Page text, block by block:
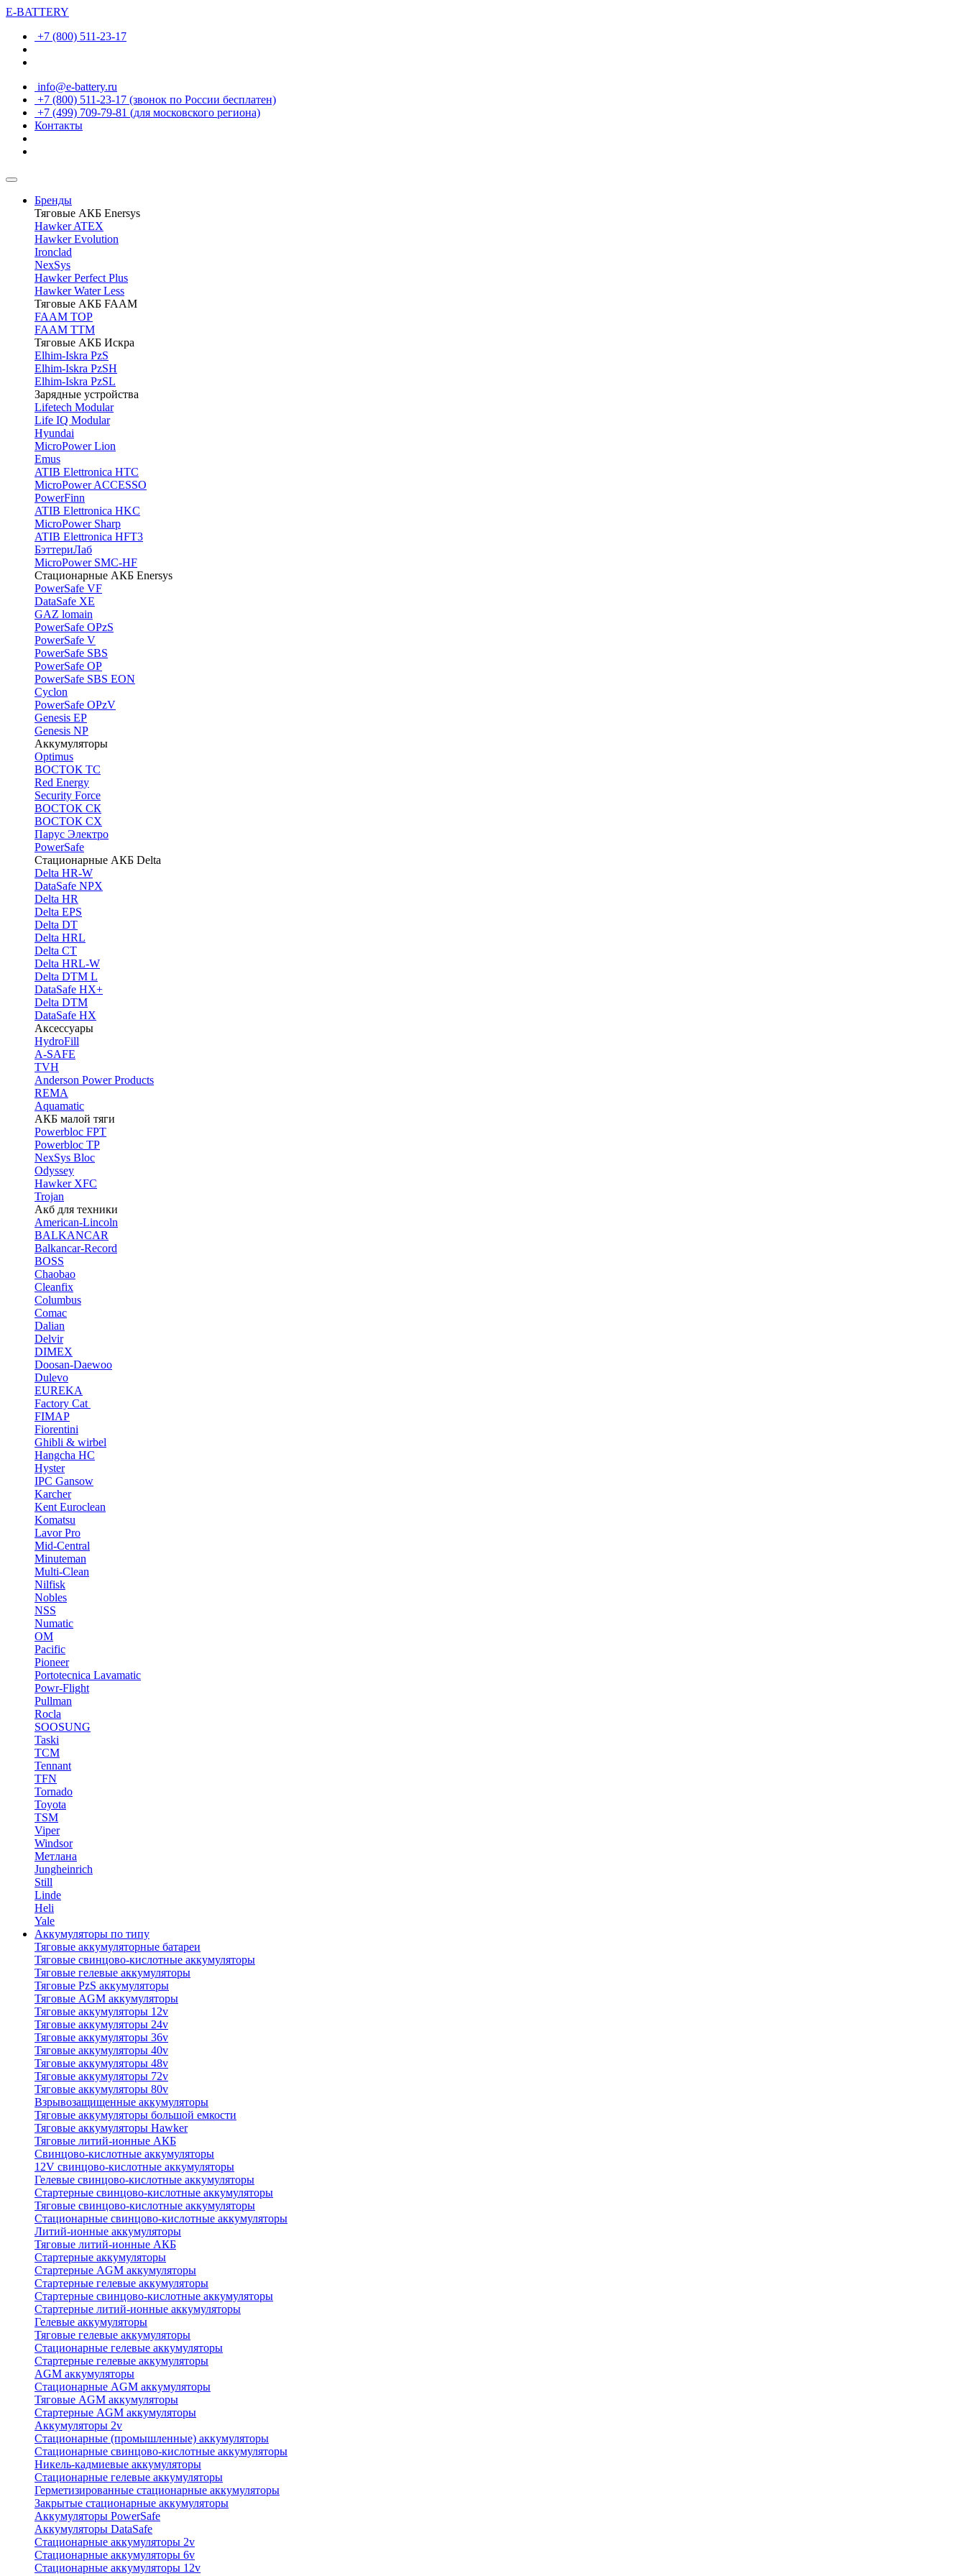
E-BATTERY
+7 (800) 511-23-17
info@e-battery.ru
+7 (800) 511-23-17 (звонок по России бесплатен)
+7 (499) 709-79-81 (для московского региона)
Контакты
Бренды
Тяговые АКБ Enersys
Hawker ATEX
Hawker Evolution
Ironclad
NexSys
Hawker Perfect Plus
Hawker Water Less
Тяговые АКБ FAAM
FAAM TOP
FAAM TTM
Тяговые АКБ Искра
Elhim-Iskra PzS
Elhim-Iskra PzSH
Elhim-Iskra PzSL
Зарядные устройства
Lifetech Modular
Life IQ Modular
Hyundai
MicroPower Lion
Emus
ATIB Elettronica HTC
MicroPower ACCESSO
PowerFinn
ATIB Elettronica HKC
MicroPower Sharp
ATIB Elettronica HFT3
БэттериЛаб
MicroPower SMC-HF
Стационарные АКБ Enersys
PowerSafe VF
DataSafe XE
GAZ lomain
PowerSafe OPzS
PowerSafe V
PоwerSafe SBS
PowerSafe OP
PоwerSafe SBS EON
Cyclon
PowerSafe OPzV
Genesis EP
Genesis NP
Аккумуляторы
Optimus
ВОСТОК ТС
Red Energy
Security Force
ВОСТОК СК
ВОСТОК СХ
Парус Электро
PowerSafe
Стационарные АКБ Delta
Delta HR-W
DataSafe NPX
Delta HR
Delta EPS
Delta DT
Delta HRL
Delta CT
Delta HRL-W
Delta DTM L
DataSafe HX+
Delta DTM
DataSafe HX
Аксессуары
HydroFill
A-SAFE
TVH
Anderson Power Products
REMA
Aquamatic
АКБ малой тяги
Powerbloc FPT
Powerbloc TP
NexSys Bloc
Odyssey
Hawker XFC
Trojan
Акб для техники
American-Lincoln
BALKANCAR
Balkancar-Record
BOSS
Chaobao
Cleanfix
Columbus
Comac
Dalian
Delvir
DIMEX
Doosan-Daewoo
Dulevo
EUREKA
Factory Cat
FIMAP
Fiorentini
Ghibli & wirbel
Hangcha HC
Hyster
IPC Gansow
Karcher
Kent Euroclean
Komatsu
Lavor Pro
Mid-Central
Minuteman
Multi-Clean
Nilfisk
Nobles
NSS
Numatic
OM
Pacific
Pioneer
Portotecnica Lavamatic
Powr-Flight
Pullman
Rocla
SOOSUNG
Taski
TCM
Tennant
TFN
Tornado
Toyota
TSM
Viper
Windsor
Метлана
Jungheinrich
Still
Linde
Heli
Yale
Аккумуляторы по типу
Тяговые аккумуляторные батареи
Тяговые свинцово-кислотные аккумуляторы
Тяговые гелевые аккумуляторы
Тяговые PzS аккумуляторы
Тяговые AGM аккумуляторы
Тяговые аккумуляторы 12v
Тяговые аккумуляторы 24v
Тяговые аккумуляторы 36v
Тяговые аккумуляторы 40v
Тяговые аккумуляторы 48v
Тяговые аккумуляторы 72v
Тяговые аккумуляторы 80v
Взрывозащищенные аккумуляторы
Тяговые аккумуляторы большой емкости
Тяговые аккумуляторы Hawker
Тяговые литий-ионные АКБ
Свинцово-кислотные аккумуляторы
12V свинцово-кислотные аккумуляторы
Гелевые свинцово-кислотные аккумуляторы
Стартерные свинцово-кислотные аккумуляторы
Тяговые свинцово-кислотные аккумуляторы
Стационарные свинцово-кислотные аккумуляторы
Литий-ионные аккумуляторы
Тяговые литий-ионные АКБ
Стартерные аккумуляторы
Стартерные AGM аккумуляторы
Стартерные гелевые аккумуляторы
Стартерные свинцово-кислотные аккумуляторы
Стартерные литий-ионные аккумуляторы
Гелевые аккумуляторы
Тяговые гелевые аккумуляторы
Стационарные гелевые аккумуляторы
Стартерные гелевые аккумуляторы
AGM аккумуляторы
Стационарные AGM аккумуляторы
Тяговые AGM аккумуляторы
Стартерные AGM аккумуляторы
Аккумуляторы 2v
Стационарные (промышленные) аккумуляторы
Стационарные свинцово-кислотные аккумуляторы
Никель-кадмиевые аккумуляторы
Стационарные гелевые аккумуляторы
Герметизированные стационарные аккумуляторы
Закрытые стационарные аккумуляторы
Аккумуляторы PowerSafe
Аккумуляторы DataSafe
Стационарные аккумуляторы 2v
Стационарные аккумуляторы 6v
Стационарные аккумуляторы 12v